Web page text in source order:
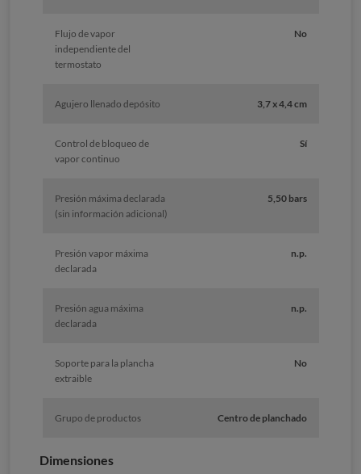
Flujo de vapor
independiente del
termostato
No
Agujero llenado depósito 3,7 x 4,4 cm
Control de bloqueo de
vapor continuo
Sí
Presión máxima declarada
(sin información adicional)
5,50 bars
Presión vapor máxima
declarada
n.p.
Presión agua máxima
declarada
n.p.
Soporte para la plancha
extraible
No
Grupo de productos Centro de planchado
Dimensiones